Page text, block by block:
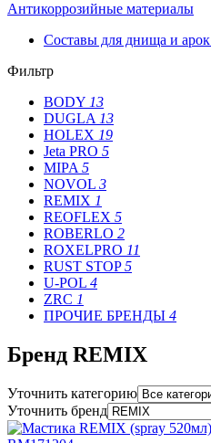
Антикоррозийные материалы
Составы для днища и арок
Фильтр
BODY 13
DUGLA 13
HOLEX 19
Jeta PRO 5
MIPA 5
NOVOL 3
REMIX 1
REOFLEX 5
ROBERLO 2
ROXELPRO 11
RUST STOP5
U-POL 4
ZRC 1
ПРОЧИЕ БРЕНДЫ 4
Бренд REMIX
Уточнить категорию
Уточнить бренд